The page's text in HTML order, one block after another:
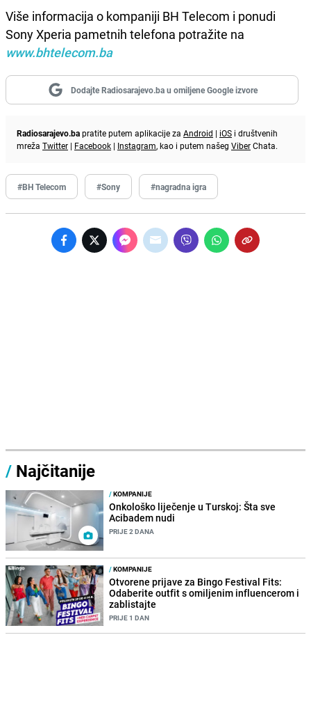
Više informacija o kompaniji BH Telecom i ponudi
Sony Xperia pametnih telefona potražite na
www.bhtelecom.ba
Dodajte Radiosarajevo.ba u omiljene Google izvore
Radiosarajevo.bapratite putem aplikacije za Android | iOS i društvenih
mreža Twitter | Facebook | Instagram, kao i putem našeg ViberChata.
#BH Telecom #Sony #nagradna igra
/ Najčitanije
/KOMPANIJE
Onkološko liječenje u Turskoj: Šta sve
Acibadem nudi
PRIJE 2 DANA
/KOMPANIJE
Otvorene prijave za Bingo Festival Fits:
Odaberite outfit s omiljenim influencerom i
zablistajte
PRIJE 1 DAN